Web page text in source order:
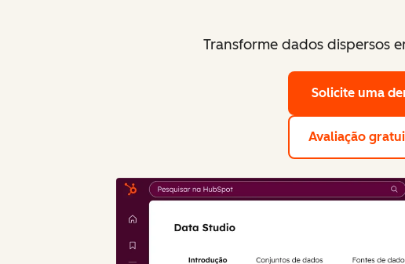
Transforme dados dispersos
Solicite uma
Avaliação